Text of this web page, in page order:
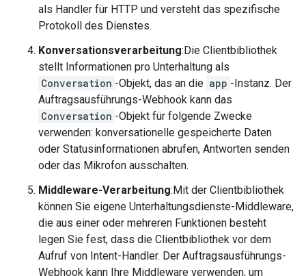
als Handler für HTTP und versteht das spezifische
Protokoll des Dienstes.
Konversationsverarbeitung:Die Clientbibliothek
stellt Informationen pro Unterhaltung als
Conversation -Objekt, das an die app -Instanz. Der
Auftragsausführungs-Webhook kann das
Conversation -Objekt für folgende Zwecke
verwenden: konversationelle gespeicherte Daten
oder Statusinformationen abrufen, Antworten senden
oder das Mikrofon ausschalten.
Middleware-Verarbeitung:Mit der Clientbibliothek
können Sie eigene Unterhaltungsdienste-Middleware,
die aus einer oder mehreren Funktionen besteht
legen Sie fest, dass die Clientbibliothek vor dem
Aufruf von Intent-Handler. Der Auftragsausführungs-
Webhook kann Ihre Middleware verwenden, um